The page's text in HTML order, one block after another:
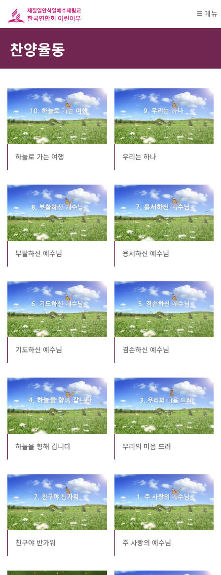
메뉴
찬양율동
하늘로 가는 여행 우리는 하나
부활하신 예수님 용서하신 예수님
기도하신 예수님 겸손하신 예수님
하늘을 향해 갑니다 우리의 마음 드려
친구야 반가워 주 사랑의 예수님